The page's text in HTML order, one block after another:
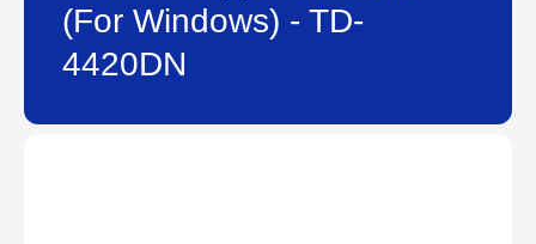
(For Windows) - TD-
4420DN